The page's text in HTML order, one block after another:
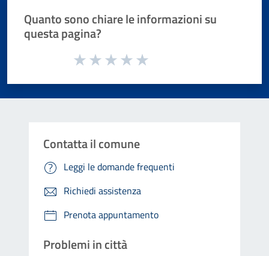
Quanto sono chiare le informazioni su
questa pagina?
Valuta da 1 a 5 stelle la pagina
Contatta il comune
Leggi le domande frequenti
Richiedi assistenza
Prenota appuntamento
Problemi in città